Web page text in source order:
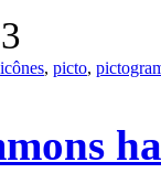
icônes, picto,